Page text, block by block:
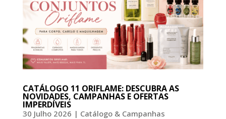
CATÁLOGO 11 ORIFLAME: DESCUBRA AS
NOVIDADES, CAMPANHAS E OFERTAS
IMPERDÍVEIS
30 Julho 2026 | Catálogo & Campanhas